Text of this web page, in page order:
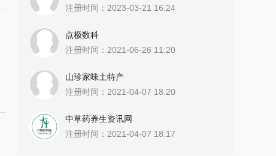
注册时间：2023-03-21 16:24
点极数科
注册时间：2021-06-26 11:20
山珍家味土特产
注册时间：2021-04-07 18:20
中草药养生资讯网
注册时间：2021-04-07 18:17